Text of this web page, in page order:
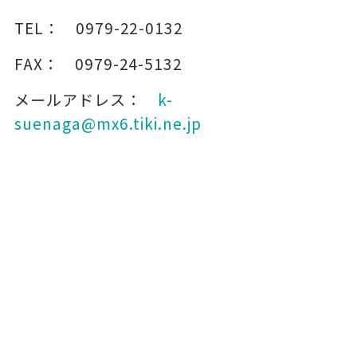
TEL：
0979-22-0132
FAX：
0979-24-5132
メールアドレス：
k-
suenaga@mx6.tiki.ne.jp